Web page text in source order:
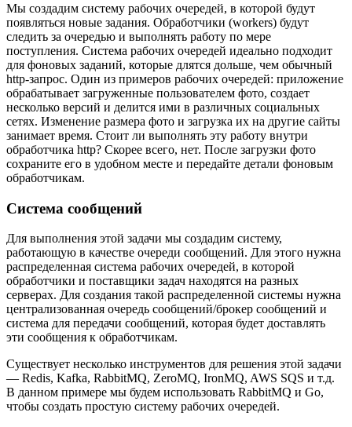
Мы создадим систему рабочих очередей, в которой будут
появляться новые задания. Обработчики (workers) будут
следить за очередью и выполнять работу по мере
поступления. Система рабочих очередей идеально подходит
для фоновых заданий, которые длятся дольше, чем обычный
http-запрос. Один из примеров рабочих очередей: приложение
обрабатывает загруженные пользователем фото, создает
несколько версий и делится ими в различных социальных
сетях. Изменение размера фото и загрузка их на другие сайты
занимает время. Стоит ли выполнять эту работу внутри
обработчика http? Скорее всего, нет. После загрузки фото
сохраните его в удобном месте и передайте детали фоновым
обработчикам.
Система сообщений
Для выполнения этой задачи мы создадим систему,
работающую в качестве очереди сообщений. Для этого нужна
распределенная система рабочих очередей, в которой
обработчики и поставщики задач находятся на разных
серверах. Для создания такой распределенной системы нужна
централизованная очередь сообщений/брокер сообщений и
система для передачи сообщений, которая будет доставлять
эти сообщения к обработчикам.
Существует несколько инструментов для решения этой задачи
— Redis, Kafka, RabbitMQ, ZeroMQ, IronMQ, AWS SQS и т.д.
В данном примере мы будем использовать RabbitMQ и Go,
чтобы создать простую систему рабочих очередей.